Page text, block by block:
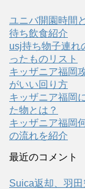
ユニバ開園時間
待ち飲食紹介
usj持ち物子連れ
ったものリスト
キッザニア福岡
がいい回り方
キッザニア福岡
た物とは？
キッザニア福岡
の流れを紹介
最近のコメント
Suica返却、羽